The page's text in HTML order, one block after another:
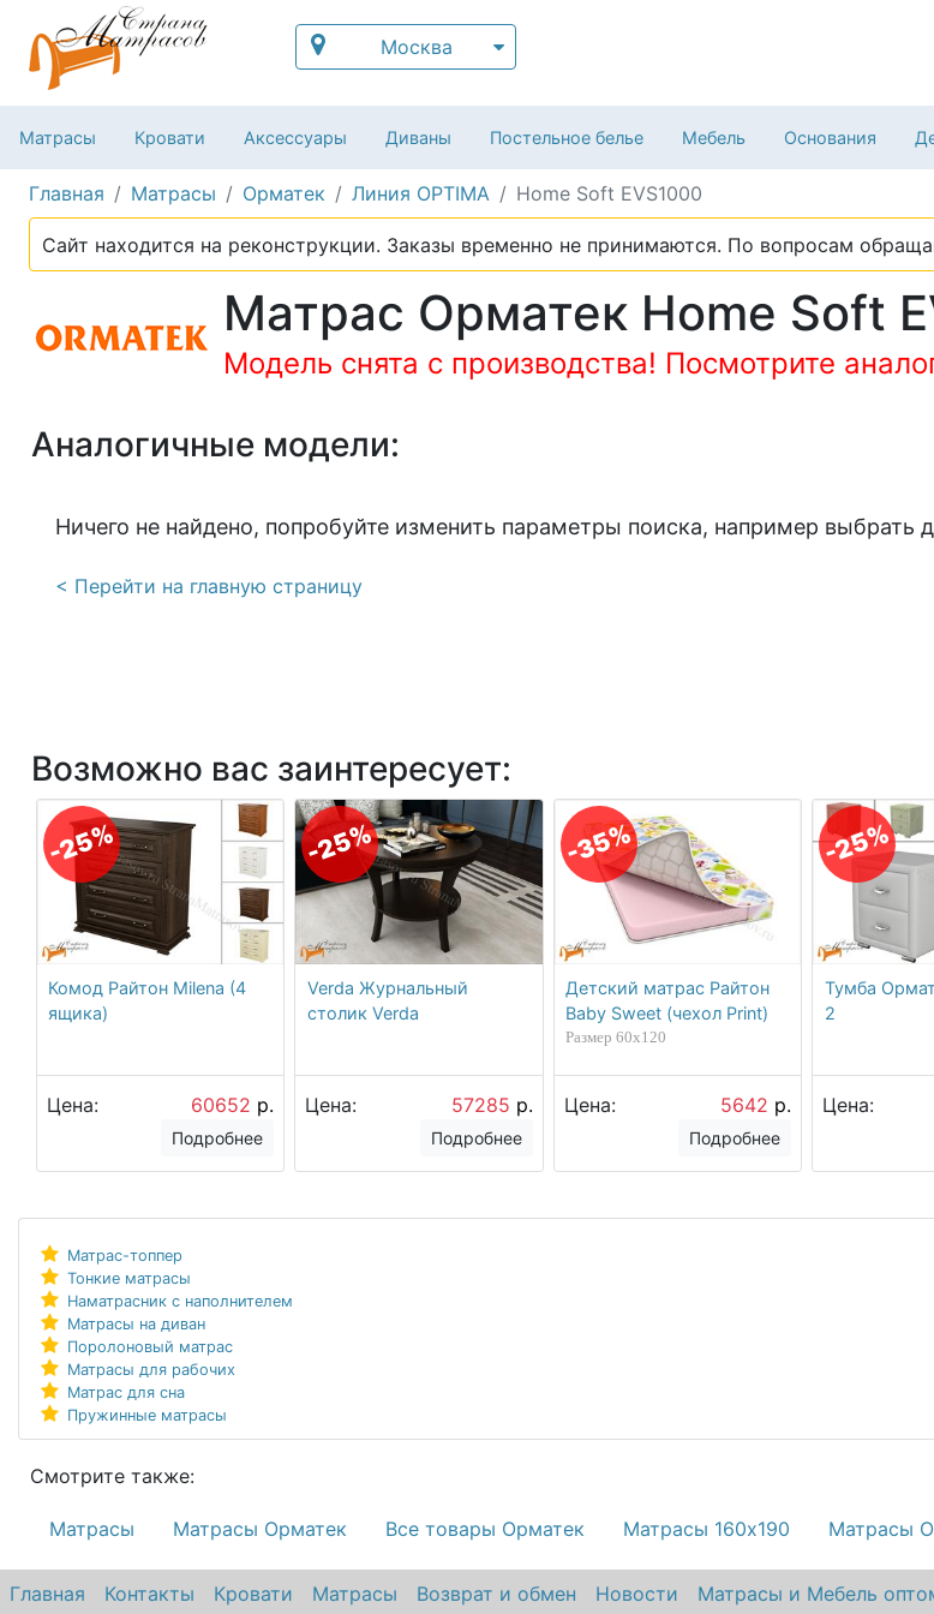
Москва
Матрасы Кровати Аксессуары Диваны Постельное белье Мебель Основания
Главная Матрасы Орматек Линия OPTIMA Home Soft EVS1000
Сайт находится на реконструкции. Заказы временно не принимаются. По вопросам
Матрас Орматек Home Soft
Модель снята с производства! Посмотрите
Аналогичные модели:
Ничего не найдено, попробуйте изменить параметры поиска, например выбрать
< Перейти на главную страницу
Возможно вас заинтересует:
-25%
Комод Райтон Milena (4
ящика)
Цена: 60652 р.
Подробнее
-25%
Verda Журнальный
столик Verda
Цена: 57285 р.
Подробнее
-35%
Детский матрас Райтон
Baby Sweet (чехол Print)
Размер 60х120
Цена: 5642 р.
Подробнее
-25%
Тумба
2
Цена:
Матрас-топпер
Тонкие матрасы
Наматрасник с наполнителем
Матрасы на диван
Поролоновый матрас
Матрасы для рабочих
Матрас для сна
Пружинные матрасы
Смотрите также:
Матрасы Матрасы Орматек Все товары Орматек Матрасы 160х190 Матрасы
Главная Контакты Кровати Матрасы Возврат и обмен Новости Матрасы и Мебель